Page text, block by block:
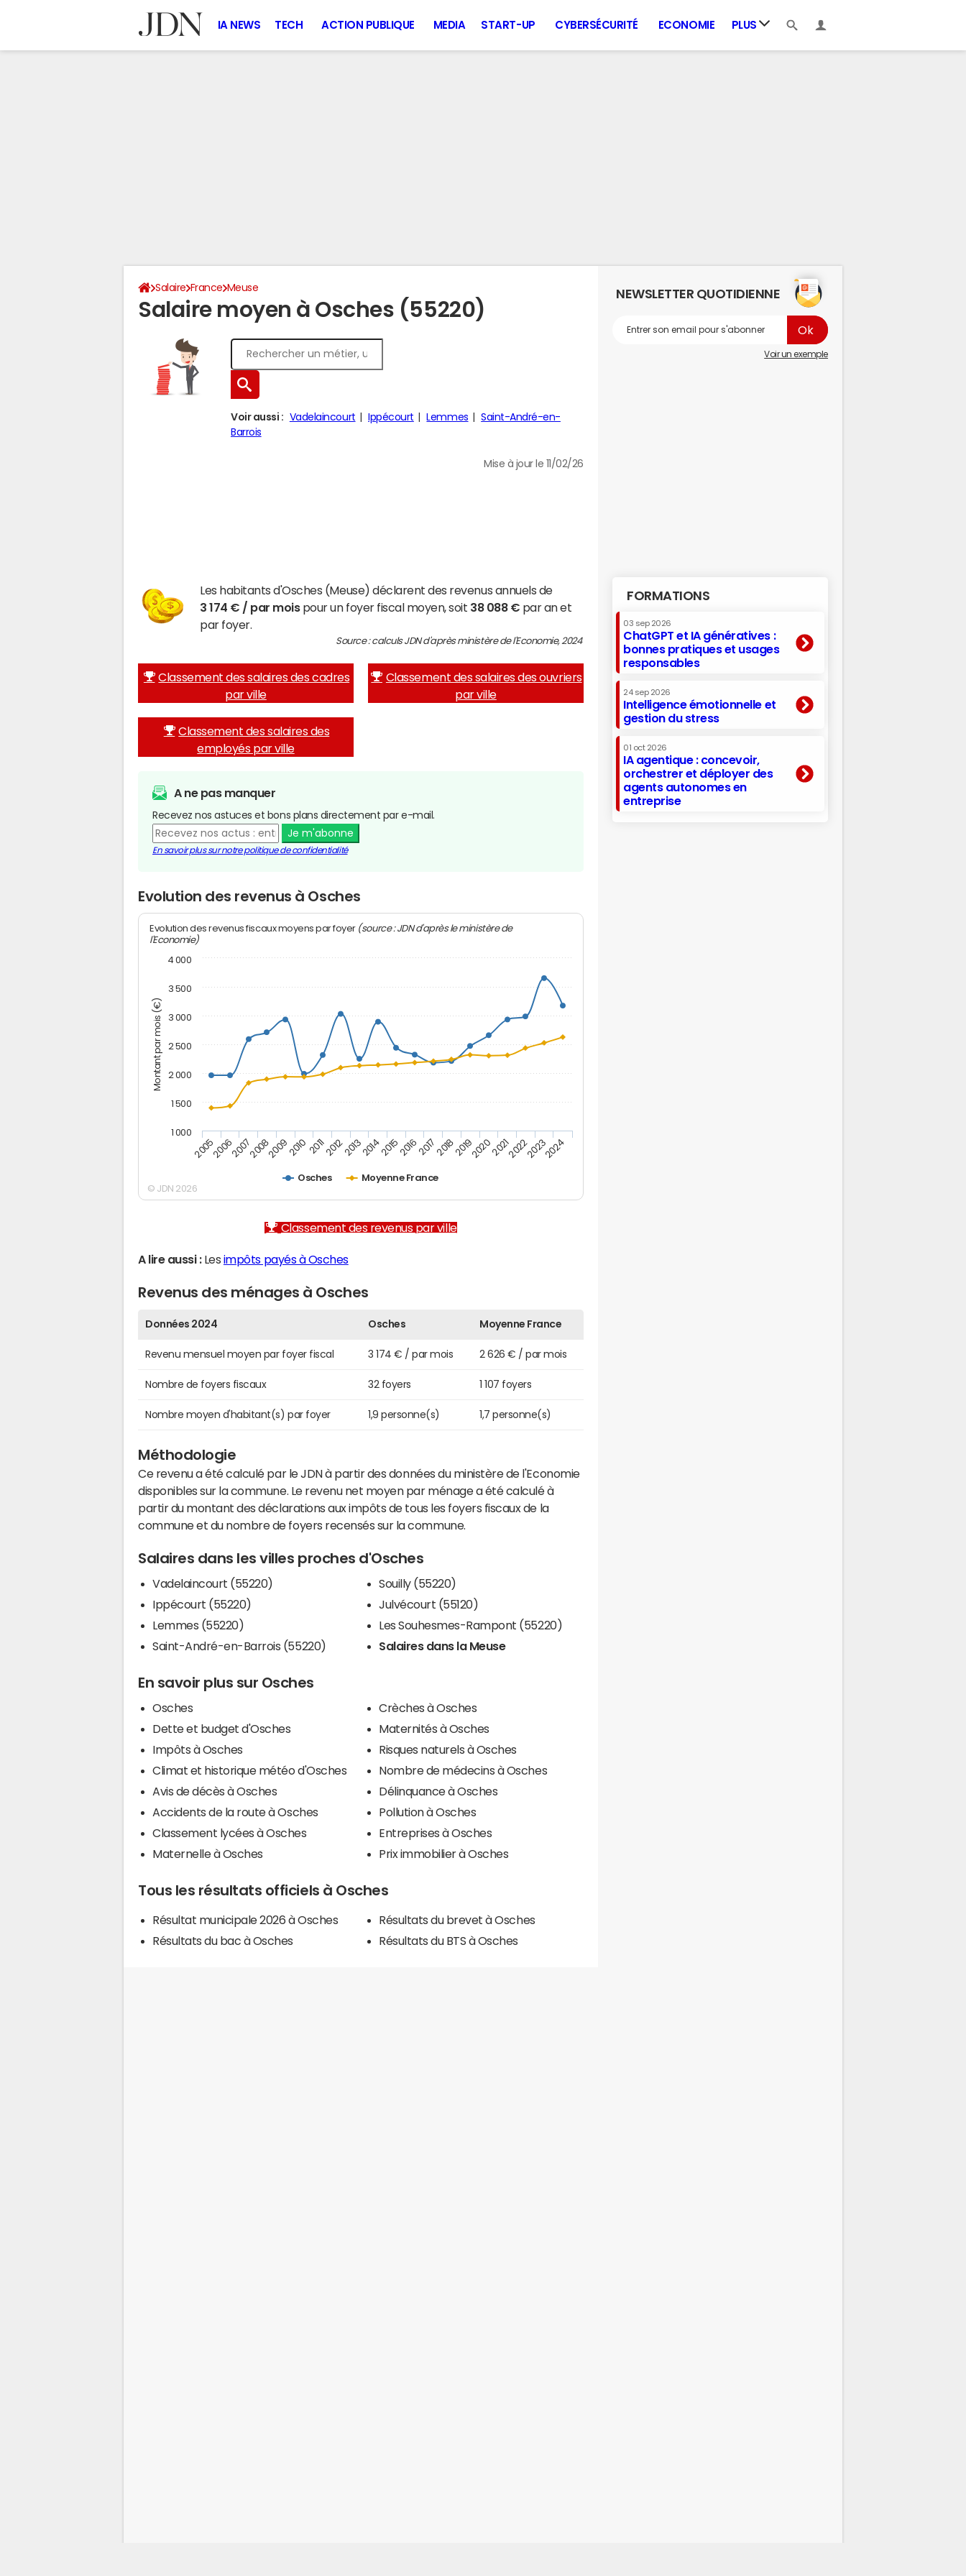
IA NEWS TECH ACTION PUBLIQUE MEDIA START-UP CYBERSÉCURITÉ ECONOMIE PLUS
Salaire France Meuse
Salaire moyen à Osches (55220)
Voir aussi : Vadelaincourt Ippécourt Lemmes
Saint-André-en-
Barrois
Mise à jour le 11/02/26
Les habitants d'Osches (Meuse) déclarent des revenus annuels de
3 174 € / par moispour un foyer fiscal moyen, soit 38 088 € par an et
par foyer.
Source : calculs JDN d'après ministère de l'Economie, 2024
Classement des salaires des cadres
par ville
Classement des salaires des ouvriers
par ville
Classement des salaires des
employés par ville
A ne pas manquer
Recevez nos astuces et bons plans directement par e-mail.
Je m'abonne
En savoir plus sur notre politique de confidentialité
Evolution des revenus à Osches
Montant par mois (€)
Evolution des revenus fiscaux moyens par foyer (source : JDN d'après le ministère de
l'Economie)
Osches Moyenne France
200520062007200820092010 20112012201320142015201620172018201920202021202220232024
1 000
1 500
2 000
2 500
3 000
3 500
4 000
© JDN 2026
Classement des revenus par ville
A lire aussi :Les impôts payés à Osches
Revenus des ménages à Osches
Données 2024 Osches Moyenne France
Revenu mensuel moyen par foyer fiscal 3 174 € / par mois 2 626 € / par mois
Nombre de foyers fiscaux 32 foyers 1 107 foyers
Nombre moyen d'habitant(s) par foyer 1,9 personne(s) 1,7 personne(s)
Méthodologie
Ce revenu a été calculé par le JDN à partir des données du ministère de l'Economie
disponibles sur la commune. Le revenu net moyen par ménage a été calculé à
partir du montant des déclarations aux impôts de tous les foyers fiscaux de la
commune et du nombre de foyers recensés sur la commune.
Salaires dans les villes proches d'Osches
Vadelaincourt (55220)
Ippécourt (55220)
Lemmes (55220)
Saint-André-en-Barrois (55220)
Souilly (55220)
Julvécourt (55120)
Les Souhesmes-Rampont (55220)
Salaires dans la Meuse
En savoir plus sur Osches
Osches
Dette et budget d'Osches
Impôts à Osches
Climat et historique météo d'Osches
Avis de décès à Osches
Accidents de la route à Osches
Classement lycées à Osches
Maternelle à Osches
Crèches à Osches
Maternités à Osches
Risques naturels à Osches
Nombre de médecins à Osches
Délinquance à Osches
Pollution à Osches
Entreprises à Osches
Prix immobilier à Osches
Tous les résultats officiels à Osches
Résultat municipale 2026 à Osches
Résultats du bac à Osches
Résultats du brevet à Osches
Résultats du BTS à Osches
NEWSLETTER QUOTIDIENNE
Voir un exemple
FORMATIONS
03 sep 2026
ChatGPT et IA génératives :
bonnes pratiques et usages
responsables
24 sep 2026
Intelligence émotionnelle et
gestion du stress
01 oct 2026
IA agentique : concevoir,
orchestrer et déployer des
agents autonomes en
entreprise